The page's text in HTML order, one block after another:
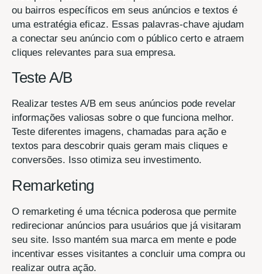
ou bairros específicos em seus anúncios e textos é
uma estratégia eficaz. Essas palavras-chave ajudam
a conectar seu anúncio com o público certo e atraem
cliques relevantes para sua empresa.
Teste A/B
Realizar testes A/B em seus anúncios pode revelar
informações valiosas sobre o que funciona melhor.
Teste diferentes imagens, chamadas para ação e
textos para descobrir quais geram mais cliques e
conversões. Isso otimiza seu investimento.
Remarketing
O remarketing é uma técnica poderosa que permite
redirecionar anúncios para usuários que já visitaram
seu site. Isso mantém sua marca em mente e pode
incentivar esses visitantes a concluir uma compra ou
realizar outra ação.